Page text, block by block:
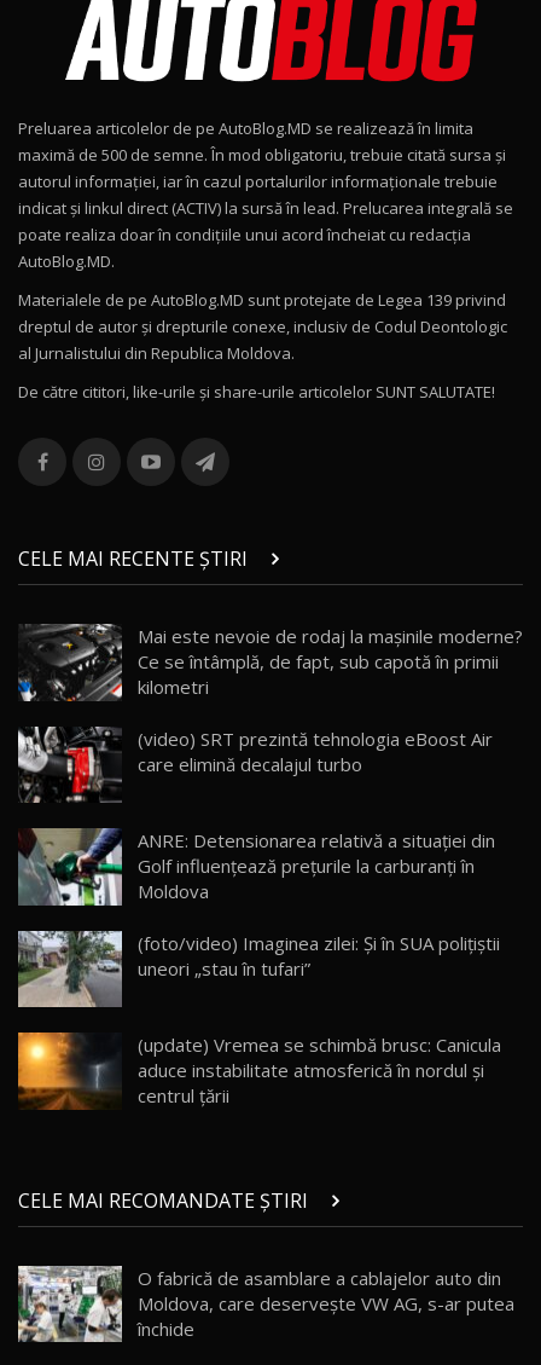
Noul Geely EX2 / Test Drive AutoBlog.MD
15:22
Mercedes-AMG E 53 HYBRID 4MATIC+ / Test
Drive AutoBlog.MD
16:27
11
Noul Volvo ES90 / Test Drive AutoBlog.MD
12
Noul MG HS / Test Drive AutoBlog.MD
16:48
13
combină aventura cu luxul / AutoBlog.MD
36:08
chinez care face lumea să se întoarcă după el
/ AutoBlog.MD
17:27
15 14:37
16
AutoBlogMD
13:10
17 20:06
Va fi modelul nr.1 BYD în Moldova? BYD Seal U
30:08
AutoBlog.MD
23:36
20
Noul ZEEKR 7X / Test Drive AutoBlog.MD
29:08
21
AutoBlog.MD
16:59
22
Noua Mazda 6e / Test Drive AutoBlog.MD
26:59
Preluarea articolelor de pe AutoBlog.MD se realizează în limita
maximă de 500 de semne. În mod obligatoriu, trebuie citată sursa și
autorul informației, iar în cazul portalurilor informaționale trebuie
indicat și linkul direct (ACTIV) la sursă în lead. Prelucarea integrală se
poate realiza doar în condițiile unui acord încheiat cu redacţia
AutoBlog.MD.
Materialele de pe AutoBlog.MD sunt protejate de Legea 139 privind
dreptul de autor și drepturile conexe, inclusiv de Codul Deontologic
al Jurnalistului din Republica Moldova.
De către cititori, like-urile şi share-urile articolelor SUNT SALUTATE!
CELE MAI RECENTE ȘTIRI
Mai este nevoie de rodaj la mașinile moderne?
Ce se întâmplă, de fapt, sub capotă în primii
kilometri
(video) SRT prezintă tehnologia eBoost Air
care elimină decalajul turbo
ANRE: Detensionarea relativă a situației din
Golf influențează prețurile la carburanți în
Moldova
(foto/video) Imaginea zilei: Și în SUA polițiștii
uneori „stau în tufari”
(update) Vremea se schimbă brusc: Canicula
aduce instabilitate atmosferică în nordul și
centrul țării
CELE MAI RECOMANDATE ȘTIRI
O fabrică de asamblare a cablajelor auto din
Moldova, care deservește VW AG, s-ar putea
închide